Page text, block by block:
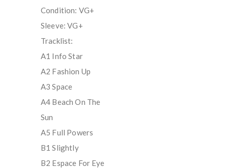
Condition: VG+
Sleeve: VG+
Tracklist:
A1 Info Star
A2 Fashion Up
A3 Space
A4 Beach On The
Sun
A5 Full Powers
B1 Slightly
B2 Espace For Eye